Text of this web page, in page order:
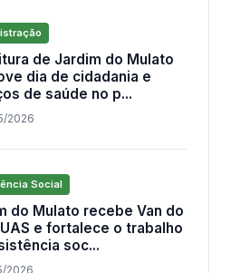
de Jardim do Mulato
dia de cidadania e
de saúde no p...
2026
Social
do Mulato recebe Van do
e fortalece o trabalho
soc...
2026